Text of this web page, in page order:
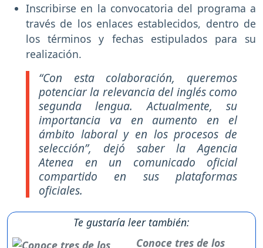
Inscribirse en la convocatoria del programa a
través de los enlaces establecidos, dentro de
los términos y fechas estipulados para su
realización.
“Con esta colaboración, queremos
potenciar la relevancia del inglés como
segunda lengua. Actualmente, su
importancia va en aumento en el
ámbito laboral y en los procesos de
selección”, dejó saber la Agencia
Atenea en un comunicado oficial
compartido en sus plataformas
oficiales.
Te gustaría leer también:
Conoce tres de los